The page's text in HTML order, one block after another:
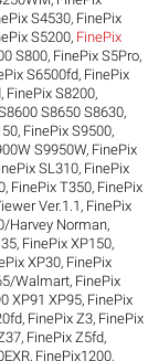
S4530, FinePix
S5200, FinePix
S800, FinePix S5Pro,
S6500fd, FinePix
, FinePix S8200,
S8650 S8630,
, FinePix S9500,
S9950W, FinePix
SL310, FinePix
, FinePix T350, FinePix
Ver.1.1 , FinePix
Harvey Norman,
, FinePix XP150,
XP30, FinePix
Walmart, FinePix
XP91 XP95, FinePix
, FinePix Z3, FinePix
, FinePix Z5fd,
, FinePix1200,